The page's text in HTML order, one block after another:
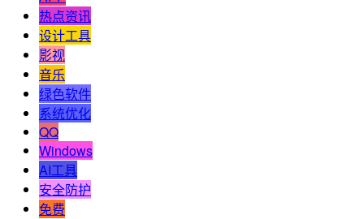
热点资讯
设计工具
影视
音乐
绿色软件
系统优化
QQ
Windows
AI工具
安全防护
免费